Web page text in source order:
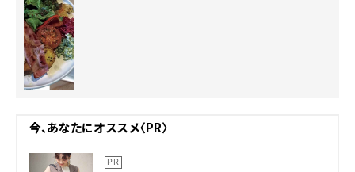
今、あなたにオススメ〈PR〉